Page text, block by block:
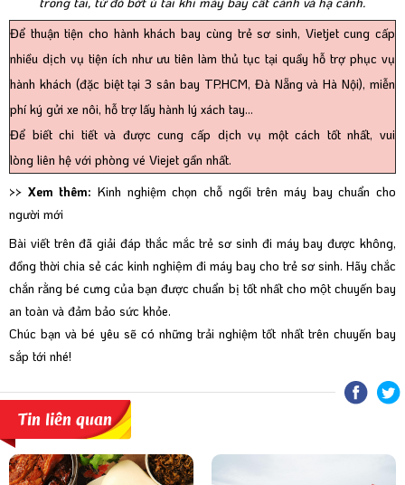
Để thuận tiện cho hành khách bay cùng trẻ sơ sinh, Vietjet cung cấp
nhiều dịch vụ tiện ích như ưu tiên làm thủ tục tại quầy hỗ trợ phục vụ
hành khách (đặc biệt tại 3 sân bay TP.HCM, Đà Nẵng và Hà Nội), miễn
phí ký gửi xe nôi, hỗ trợ lấy hành lý xách tay…
Để biết chi tiết và được cung cấp dịch vụ một cách tốt nhất, vui
lòng liên hệ với phòng vé Viejet gần nhất.
>> Xem thêm: Kinh nghiệm chọn chỗ ngồi trên máy bay chuẩn cho
người mới
Bài viết trên đã giải đáp thắc mắc trẻ sơ sinh đi máy bay được không,
đồng thời chia sẻ các kinh nghiệm đi máy bay cho trẻ sơ sinh. Hãy chắc
chắn rằng bé cưng của bạn được chuẩn bị tốt nhất cho một chuyến bay
an toàn và đảm bảo sức khỏe.
Chúc bạn và bé yêu sẽ có những trải nghiệm tốt nhất trên chuyến bay
sắp tới nhé!
Tin liên quan